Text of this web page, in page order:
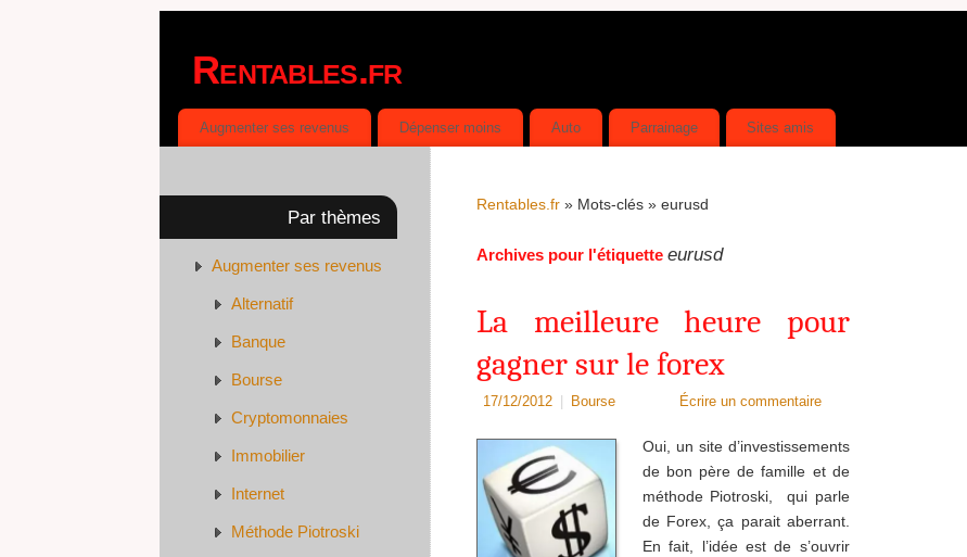
Rentables.fr
DÉPENSER MOINS, GAGNER PLUS
Augmenter ses revenus Dépenser moins Auto Parrainage Sites amis
Rentables.fr » Mots-clés » eurusd
Archives pour l'étiquette eurusd
La meilleure heure pour
gagner sur le forex
17/12/2012 Bourse Écrire un commentaire
Oui, un site d’investissements
de bon père de famille et de
méthode Piotroski, qui parle
de Forex, ça parait aberrant.
En fait, l’idée est de s’ouvrir
Par thèmes
Augmenter ses revenus
Alternatif
Banque
Bourse
Cryptomonnaies
Immobilier
Internet
Méthode Piotroski